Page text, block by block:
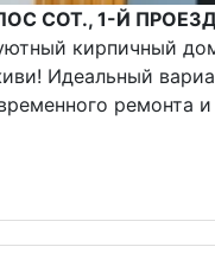
СОТ., 1-Й
кирпичный
​Идеальный
ремонта и